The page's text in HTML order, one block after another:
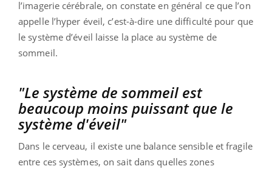
l’imagerie cérébrale, on constate en général ce que l’on
appelle l’hyper éveil, c’est-à-dire une difficulté pour que
le système d’éveil laisse la place au système de
sommeil.
"Le système de sommeil est
beaucoup moins puissant que le
système d'éveil"
Dans le cerveau, il existe une balance sensible et fragile
entre ces systèmes, on sait dans quelles zones